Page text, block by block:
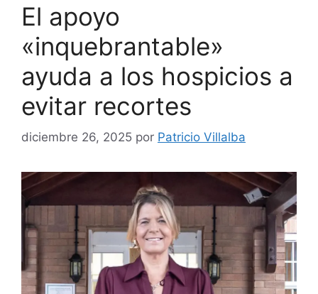
El apoyo
«inquebrantable»
ayuda a los hospicios a
evitar recortes
diciembre 26, 2025 por Patricio Villalba